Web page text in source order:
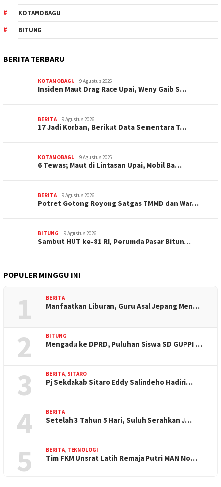
KOTAMOBAGU
BITUNG
BERITA TERBARU
KOTAMOBAGU 9 Agustus 2026
Insiden Maut Drag Race Upai, Weny Gaib S…
BERITA 9 Agustus 2026
17 Jadi Korban, Berikut Data Sementara T…
KOTAMOBAGU 9 Agustus 2026
6 Tewas; Maut di Lintasan Upai, Mobil Ba…
BERITA 9 Agustus 2026
Potret Gotong Royong Satgas TMMD dan War…
BITUNG 9 Agustus 2026
Sambut HUT ke-81 RI, Perumda Pasar Bitun…
POPULER MINGGU INI
1 BERITA
Manfaatkan Liburan, Guru Asal Jepang Men…
2 BITUNG
Mengadu ke DPRD, Puluhan Siswa SD GUPPI …
3 BERITA, SITARO
Pj Sekdakab Sitaro Eddy Salindeho Hadiri…
4 BERITA
Setelah 3 Tahun 5 Hari, Suluh Serahkan J…
5 BERITA, TEKNOLOGI
Tim FKM Unsrat Latih Remaja Putri MAN Mo…